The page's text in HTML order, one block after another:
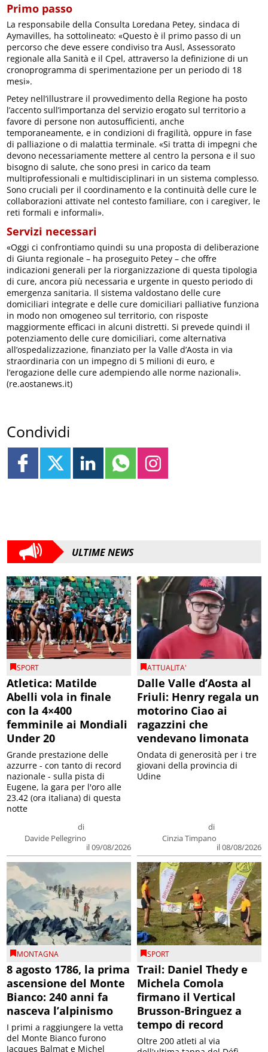
Primo passo
La responsabile della Consulta Loredana Petey, sindaca di
Aymavilles, ha sottolineato: «Questo è il primo passo di un
percorso che deve essere condiviso tra Ausl, Assessorato
regionale alla Sanità e il Cpel, attraverso la definizione di un
cronoprogramma di sperimentazione per un periodo di 18
mesi».
Petey nell’illustrare il provvedimento della Regione ha posto
l’accento sull’importanza del servizio erogato sul territorio a
favore di persone non autosufficienti, anche
temporaneamente, e in condizioni di fragilità, oppure in fase
di palliazione o di malattia terminale. «Si tratta di impegni che
devono necessariamente mettere al centro la persona e il suo
bisogno di salute, che sono presi in carico da team
multiprofessionali e multidisciplinari in un sistema complesso.
Sono cruciali per il coordinamento e la continuità delle cure le
collaborazioni attivate nel contesto familiare, con i caregiver, le
reti formali e informali».
Servizi necessari
«Oggi ci confrontiamo quindi su una proposta di deliberazione
di Giunta regionale – ha proseguito Petey – che offre
indicazioni generali per la riorganizzazione di questa tipologia
di cure, ancora più necessaria e urgente in questo periodo di
emergenza sanitaria. Il sistema valdostano delle cure
domiciliari integrate e delle cure domiciliari palliative funziona
in modo non omogeneo sul territorio, con risposte
maggiormente efficaci in alcuni distretti. Si prevede quindi il
potenziamento delle cure domiciliari, come alternativa
all’ospedalizzazione, finanziato per la Valle d’Aosta in via
straordinaria con un impegno di 5 milioni di euro, e
l’erogazione delle cure adempiendo alle norme nazionali».
(re.aostanews.it)
Condividi
ULTIME NEWS
SPORT
Atletica: Matilde
Abelli vola in finale
con la 4×400
femminile ai Mondiali
Under 20
di
Davide Pellegrino
il 09/08/2026
Grande prestazione delle
azzurre - con tanto di record
nazionale - sulla pista di
Eugene, la gara per l'oro alle
23.42 (ora italiana) di questa
notte
ATTUALITA'
Dalle Valle d’Aosta al
Friuli: Henry regala un
motorino Ciao ai
ragazzini che
vendevano limonata
di
Cinzia Timpano
il 08/08/2026
Ondata di generosità per i tre
giovani della provincia di
Udine
MONTAGNA
8 agosto 1786, la prima
ascensione del Monte
Bianco: 240 anni fa
nasceva l’alpinismo
I primi a raggiungere la vetta
del Monte Bianco furono
Jacques Balmat e Michel
SPORT
Trail: Daniel Thedy e
Michela Comola
firmano il Vertical
Brusson-Bringuez a
tempo di record
Oltre 200 atleti al via